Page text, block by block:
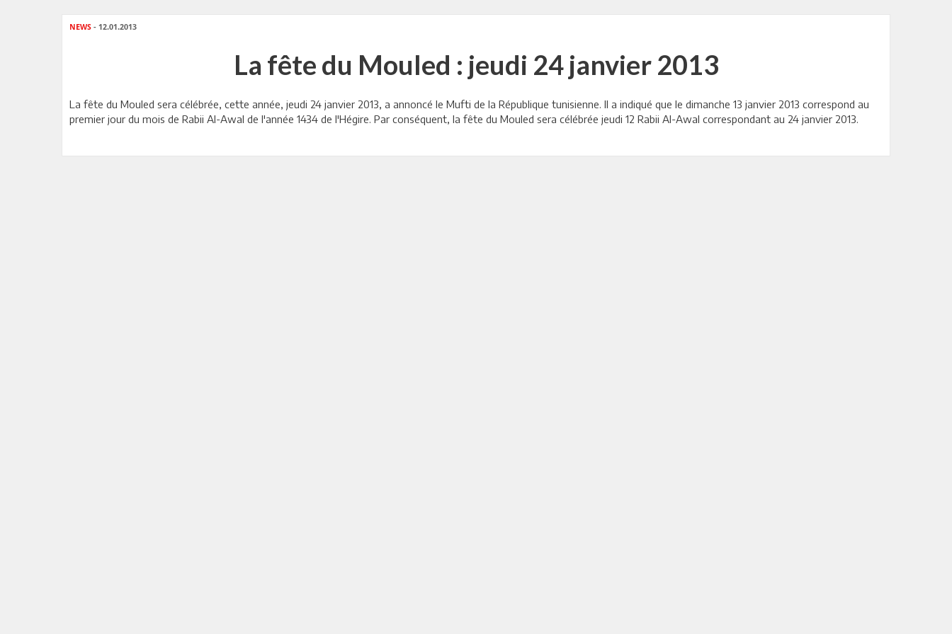
NEWS - 12.01.2013
La fête du Mouled : jeudi 24 janvier 2013
La fête du Mouled sera célébrée, cette année, jeudi 24 janvier 2013, a annoncé le Mufti de la République tunisienne. Il a indiqué que le dimanche 13 janvier 2013 correspond au
premier jour du mois de Rabii Al-Awal de l'année 1434 de l'Hégire. Par conséquent, la fête du Mouled sera célébrée jeudi 12 Rabii Al-Awal correspondant au 24 janvier 2013.